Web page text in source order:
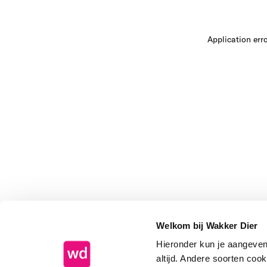
Welkom bij Wakker Dier
Hieronder kun je
altijd. Andere soorten
Application